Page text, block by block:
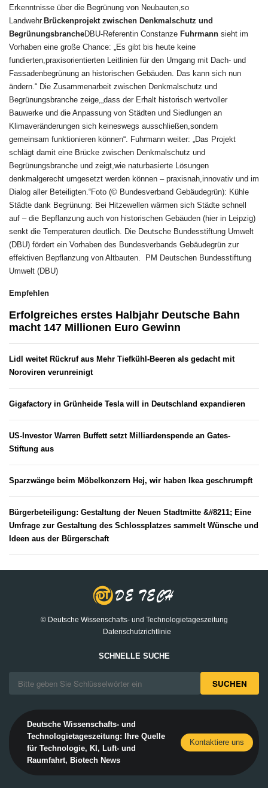
Erkenntnisse über die Begrünung von Neubauten,so
Landwehr. Brückenprojekt zwischen Denkmalschutz und
BegrünungsbrancheDBU-Referentin Constanze Fuhrmann sieht im
Vorhaben eine große Chance: „Es gibt bis heute keine
fundierten,praxisorientierten Leitlinien für den Umgang mit Dach- und
Fassadenbegrünung an historischen Gebäuden. Das kann sich nun
ändern.“ Die Zusammenarbeit zwischen Denkmalschutz und
Begrünungsbranche zeige,„dass der Erhalt historisch wertvoller
Bauwerke und die Anpassung von Städten und Siedlungen an
Klimaveränderungen sich keineswegs ausschließen,sondern
gemeinsam funktionieren können“. Fuhrmann weiter: „Das Projekt
schlägt damit eine Brücke zwischen Denkmalschutz und
Begrünungsbranche und zeigt,wie naturbasierte Lösungen
denkmalgerecht umgesetzt werden können – praxisnah,innovativ und im
Dialog aller Beteiligten.“Foto (© Bundesverband Gebäudegrün): Kühle
Städte dank Begrünung: Bei Hitzewellen wärmen sich Städte schnell
auf – die Bepflanzung auch von historischen Gebäuden (hier in Leipzig)
senkt die Temperaturen deutlich. Die Deutsche Bundesstiftung Umwelt
(DBU) fördert ein Vorhaben des Bundesverbands Gebäudegrün zur
effektiven Bepflanzung von Altbauten. PM Deutschen Bundesstiftung
Umwelt (DBU)
Empfehlen
Erfolgreiches erstes Halbjahr Deutsche Bahn
macht 147 Millionen Euro Gewinn
Lidl weitet Rückruf aus Mehr Tiefkühl-Beeren als gedacht mit
Noroviren verunreinigt
Gigafactory in Grünheide Tesla will in Deutschland expandieren
US-Investor Warren Buffett setzt Milliardenspende an Gates-
Stiftung aus
Sparzwänge beim Möbelkonzern Hej, wir haben Ikea geschrumpft
Bürgerbeteiligung: Gestaltung der Neuen Stadtmitte &#8211; Eine
Umfrage zur Gestaltung des Schlossplatzes sammelt Wünsche und
Ideen aus der Bürgerschaft
© Deutsche Wissenschafts- und Technologietageszeitung
Datenschutzrichtlinie
SCHNELLE SUCHE
SUCHEN
Deutsche Wissenschafts- und
Technologietageszeitung: Ihre Quelle
für Technologie, KI, Luft- und
Raumfahrt, Biotech News
Kontaktiere uns